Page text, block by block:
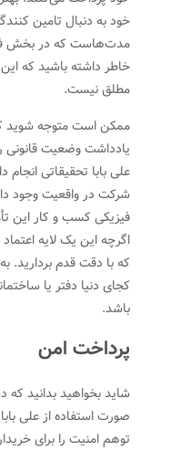
خود به دنبال تامین
مدت‌هاست که در بخش
خاطر داشته باشید که
مطلق نیست.
ممکن است متوجه شوید
یادداشت وضعیت قانونی
علی بابا تحقیقاتی
شرکت در واقعیت وجود
فیزیکی کسب و کار این
اگرچه این یک لایه
که با دقت قدم
کجای دنیا دفتر یا
باشد.
پرداخت امن
شاید بخواهید بدانید
صورت استفاده از علی